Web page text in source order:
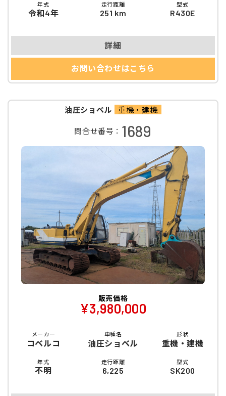
年式
令和4年
走行距離
251 km
型式
R430E
詳細
お問い合わせはこちら
油圧ショベル 重機・建機
問合せ番号： 1689
販売価格
¥3,980,000
メーカー
コベルコ
車種名
油圧ショベル
形状
重機・建機
年式
不明
走行距離
6,225
型式
SK200